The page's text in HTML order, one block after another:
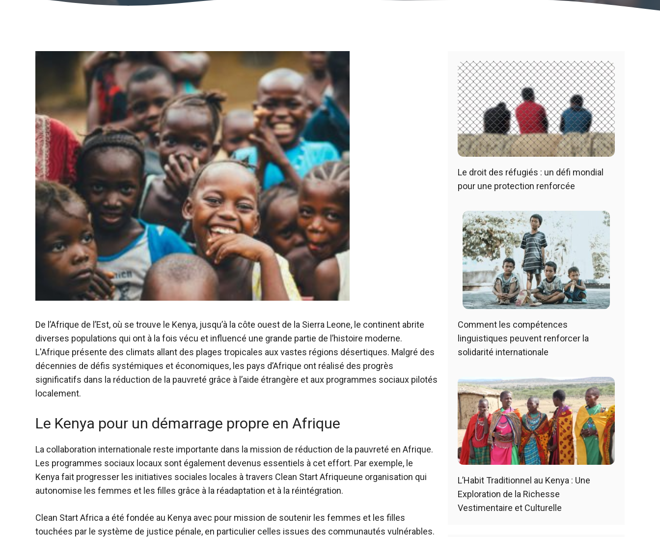
De l’Afrique de l’Est, où se trouve le Kenya, jusqu’à la côte ouest de la Sierra Leone, le continent abrite
diverses populations qui ont à la fois vécu et influencé une grande partie de l’histoire moderne.
L'Afrique présente des climats allant des plages tropicales aux vastes régions désertiques. Malgré des
décennies de défis systémiques et économiques, les pays d’Afrique ont réalisé des progrès
significatifs dans la réduction de la pauvreté grâce à l’aide étrangère et aux programmes sociaux pilotés
localement.
Le Kenya pour un démarrage propre en Afrique
La collaboration internationale reste importante dans la mission de réduction de la pauvreté en Afrique.
Les programmes sociaux locaux sont également devenus essentiels à cet effort. Par exemple, le
Kenya fait progresser les initiatives sociales locales à travers Clean Start Afriqueune organisation qui
autonomise les femmes et les filles grâce à la réadaptation et à la réintégration.
Clean Start Africa a été fondée au Kenya avec pour mission de soutenir les femmes et les filles
touchées par le système de justice pénale, en particulier celles issues des communautés vulnérables.
Le droit des réfugiés : un défi mondial
pour une protection renforcée
Comment les compétences
linguistiques peuvent renforcer la
solidarité internationale
L’Habit Traditionnel au Kenya : Une
Exploration de la Richesse
Vestimentaire et Culturelle